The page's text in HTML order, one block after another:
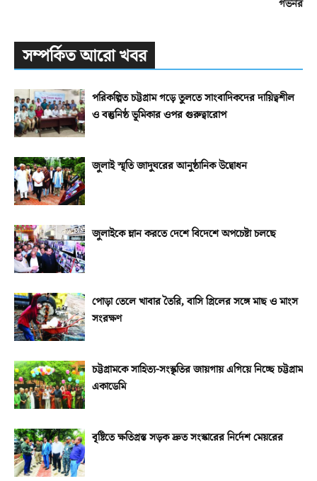
গভর্নর
সম্পর্কিত আরো খবর
পরিকল্পিত চট্টগ্রাম গড়ে তুলতে সাংবাদিকদের দায়িত্বশীল
ও বস্তুনিষ্ঠ ভূমিকার ওপর গুরুত্বারোপ
জুলাই স্মৃতি জাদুঘরের আনুষ্ঠানিক উদ্বোধন
জুলাইকে ম্লান করতে দেশে বিদেশে অপচেষ্টা চলছে
পোড়া তেলে খাবার তৈরি, বাসি গ্রিলের সঙ্গে মাছ ও মাংস
সংরক্ষণ
চট্টগ্রামকে সাহিত্য-সংস্কৃতির জায়গায় এগিয়ে নিচ্ছে চট্টগ্রাম
একাডেমি
বৃষ্টিতে ক্ষতিগ্রস্ত সড়ক দ্রুত সংস্কারের নির্দেশ মেয়রের